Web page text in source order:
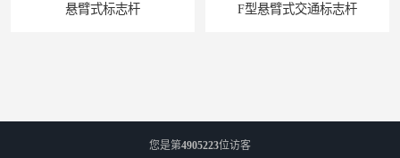
悬臂式标志杆 F型悬臂式交通标志杆
您是第4905223位访客